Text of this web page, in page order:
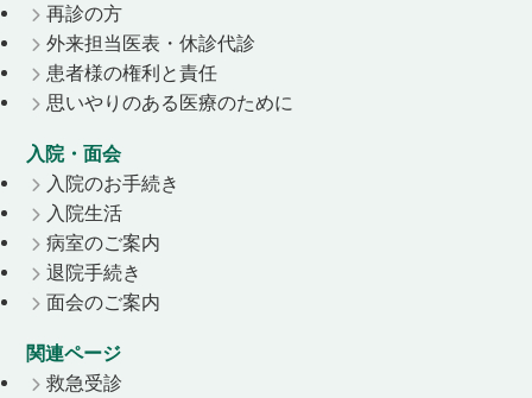
再診の方
外来担当医表・休診代診
患者様の権利と責任
思いやりのある医療のために
入院・面会
入院のお手続き
入院生活
病室のご案内
退院手続き
面会のご案内
関連ページ
救急受診